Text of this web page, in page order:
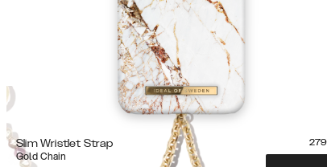
Slim Wristlet Strap
Gold Chain
279